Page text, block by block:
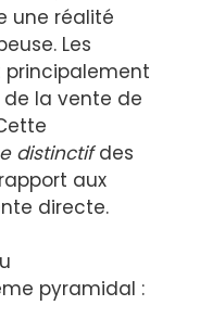
une réalité
Les
principalement
la vente de
distinctifdes
aux
directe.
pyramidal :